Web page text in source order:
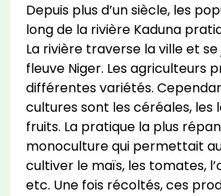
Depuis plus d’un siècle, les
long de la rivière Kaduna
La rivière traverse la ville et
fleuve Niger. Les agriculteurs
différentes variétés.
cultures sont les céréales, les
fruits. La pratique la plus
monoculture qui permettait
cultiver le maïs, les tomates,
etc. Une fois récoltés, ces